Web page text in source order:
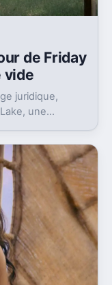
de Friday
vide
juridique,
une